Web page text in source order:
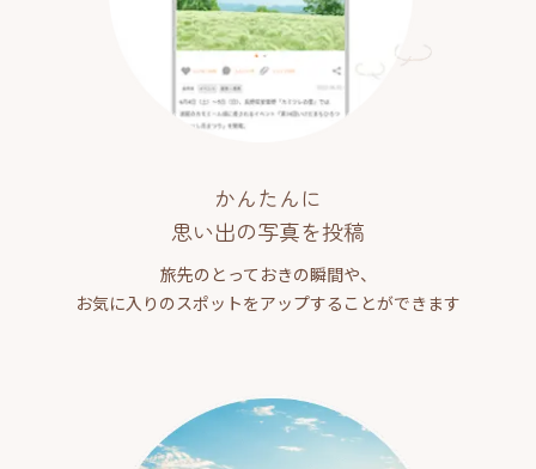
かんたんに
思い出の写真を投稿
旅先のとっておきの瞬間や、
お気に入りのスポットをアップすることができます